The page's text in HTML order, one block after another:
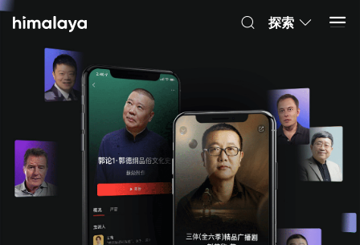
Himalaya-有聲書
4.8k 安裝
打開 App